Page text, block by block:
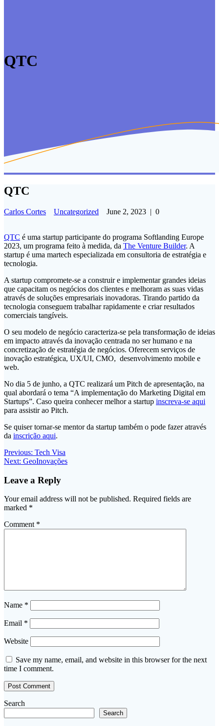
QTC
QTC
Carlos Cortes Uncategorized June 2, 2023 | 0
QTC é uma startup participante do programa Softlanding Europe
2023, um programa feito à medida, da The Venture Builder. A
startup é uma martech especializada em consultoria de estratégia e
tecnologia.
A startup compromete-se a construir e implementar grandes ideias
que capacitam os negócios dos clientes e melhoram as suas vidas
através de soluções empresariais inovadoras. Tirando partido da
tecnologia conseguem trabalhar rapidamente e criar resultados
comerciais tangíveis.
O seu modelo de negócio caracteriza-se pela transformação de ideias
em impacto através da inovação centrada no ser humano e na
concretização de estratégia de negócios. Oferecem serviços de
inovação estratégica, UX/UI, CMO, desenvolvimento mobile e
web.
No dia 5 de junho, a QTC realizará um Pitch de apresentação, na
qual abordará o tema “A implementação do Marketing Digital em
Startups”. Caso queira conhecer melhor a startup inscreva-se aqui
para assistir ao Pitch.
Se quiser tornar-se mentor da startup também o pode fazer através
da inscrição aqui.
Post
navigation
Previous: Previous
post:
Tech Visa
Next: Next
GeoInovações
Leave a Reply
Your email address will not be published. Required fields are
marked *
Comment *
Name *
Email *
Website
Save my name, email, and website in this browser for the next
time I comment.
Search
Search